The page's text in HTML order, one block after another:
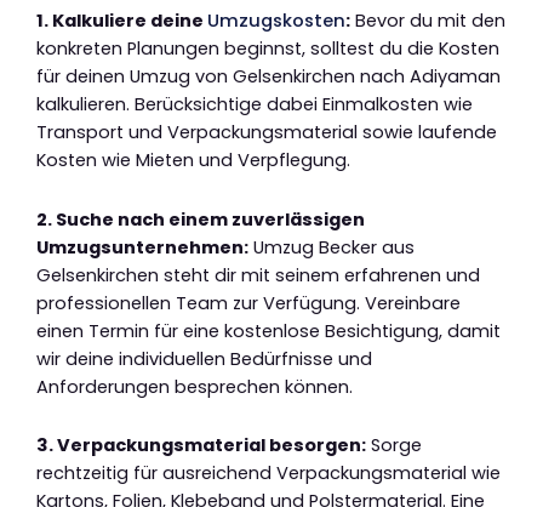
1. Kalkuliere deine Umzugskosten: Bevor du mit den
konkreten Planungen beginnst, solltest du die Kosten
für deinen Umzug von Gelsenkirchen nach Adiyaman
kalkulieren. Berücksichtige dabei Einmalkosten wie
Transport und Verpackungsmaterial sowie laufende
Kosten wie Mieten und Verpflegung.
2. Suche nach einem zuverlässigen
Umzugsunternehmen: Umzug Becker aus
Gelsenkirchen steht dir mit seinem erfahrenen und
professionellen Team zur Verfügung. Vereinbare
einen Termin für eine kostenlose Besichtigung, damit
wir deine individuellen Bedürfnisse und
Anforderungen besprechen können.
3. Verpackungsmaterial besorgen: Sorge
rechtzeitig für ausreichend Verpackungsmaterial wie
Kartons, Folien, Klebeband und Polstermaterial. Eine